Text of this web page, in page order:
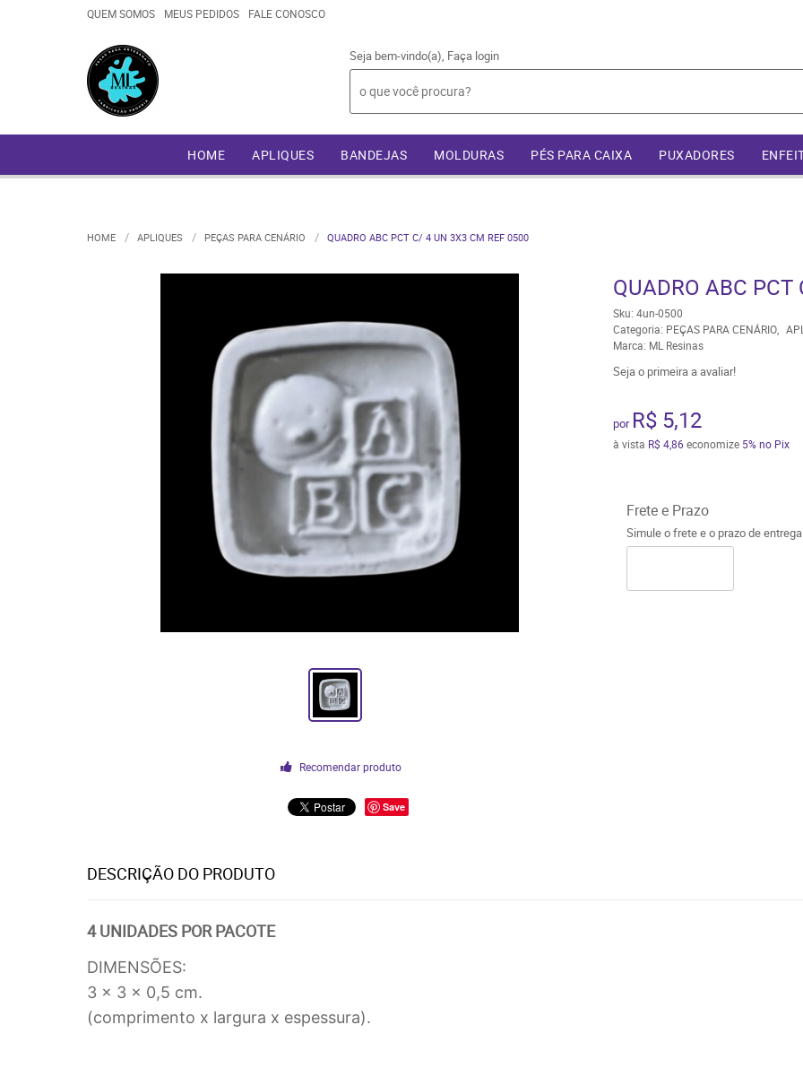
QUEM SOMOS MEUS PEDIDOS FALE CONOSCO
Seja bem-vindo(a), Faça login
HOME APLIQUES BANDEJAS MOLDURAS PÉS PARA CAIXA PUXADORES
HOME APLIQUES PEÇAS PARA CENÁRIO QUADRO ABC PCT C/ 4 UN 3X3 CM REF 0500
Recomendar produto
Save
QUADRO ABC
Sku: 4un-0500
Categoria: PEÇAS PARA CENÁRIO
Marca: ML Resinas
Seja o primeira a avaliar!
por R$ 5,12
à vista R$ 4,86 economize 5% no Pix
Frete e Prazo
Simule o frete e o prazo de
DESCRIÇÃO DO PRODUTO
4 UNIDADES POR PACOTE
DIMENSÕES:
3 x 3 x 0,5 cm.
(comprimento x largura x espessura).